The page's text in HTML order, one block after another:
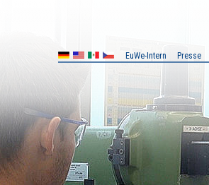
EuWe-Intern Presse